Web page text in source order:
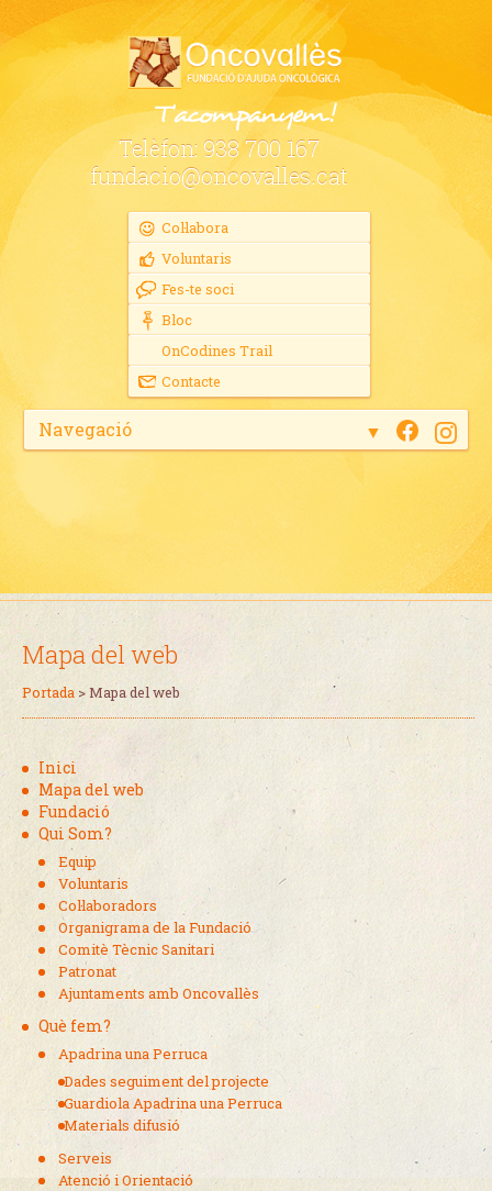
Col·labora
Voluntaris
Fes-te soci
Bloc
OnCodines Trail
Contacte
Telèfon: 938 700 167
fundacio@oncovalles.cat
Navegació ▼
Mapa del web
Portada >Mapa del web
Inici
Mapa del web
Fundació
Qui Som?
Equip
Voluntaris
Col·laboradors
Organigrama de la Fundació
Comitè Tècnic Sanitari
Patronat
Ajuntaments amb Oncovallès
Què fem?
Apadrina una Perruca
Dades seguiment del projecte
Guardiola Apadrina una Perruca
Materials difusió
Serveis
Atenció i Orientació